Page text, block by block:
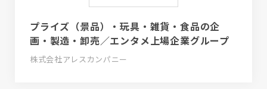
プライズ（景品）・玩具・雑貨・食品の企
画・製造・卸売／エンタメ上場企業グループ
株式会社アレスカンパニー